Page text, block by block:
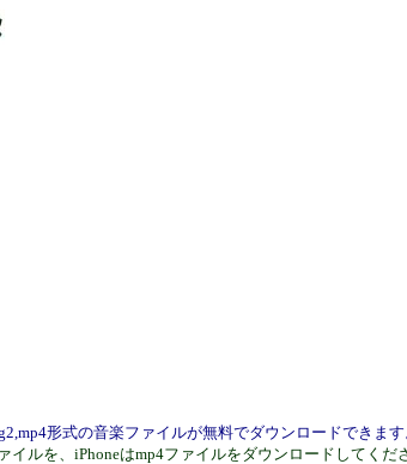
形式の音楽ファイルが無料でダウンロードできます
イルを、iPhoneはmp4ファイルをダウンロードしてく